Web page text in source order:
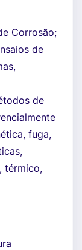
Corrosão;
de
de
fuga,
térmico,